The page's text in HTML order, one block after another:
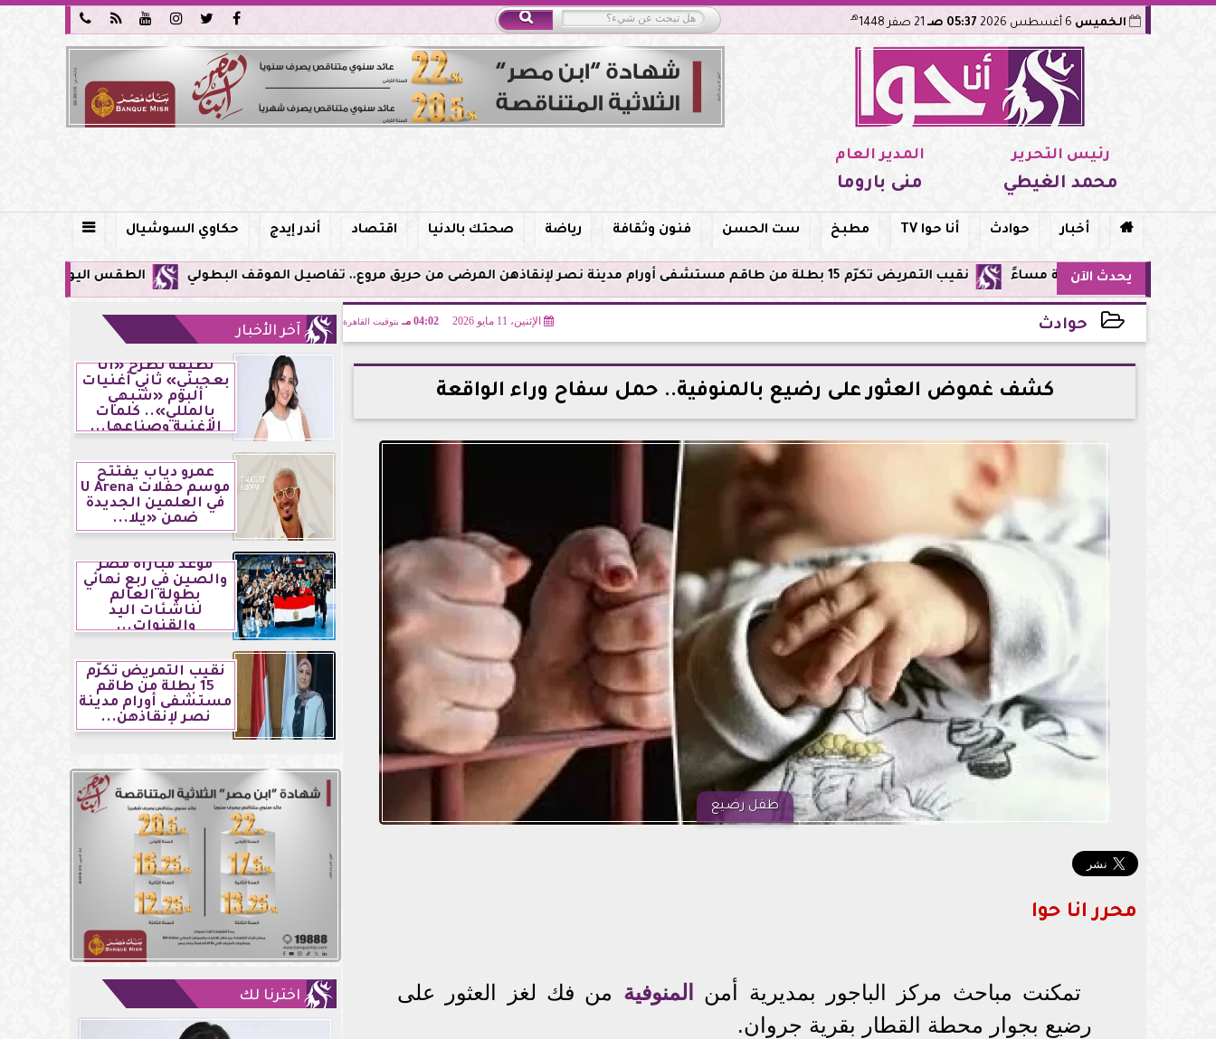





 الخميس 05:37 صـ هـ
رئيس التحرير
محمد الغيطي
المدير العام
منى باروما
 أخبار حوادث أنا حوا TV مطبخ ست الحسن فنون وثقافة رياضة صحتك بالدنيا اقتصاد أندر إيدج حكاوي السوشيال 
يحدث الآن الطقس اليوم في مصر.. ذروة الموجة شديدة نقيب التمريض تكرّم 15 بطلة من طاقم مستشفى أورام مدينة نصر لإنقاذهن المرضى من حريق مروع.. تفاصيل الموقف البطولي
حوادث الإثنين، 11 مايو 2026 04:02 مـ بتوقيت القاهرة
2026-05-11 16:02:05
كشف غموض العثور على رضيع بالمنوفية.. حمل سفاح وراء الواقعة
طفل رضيع
محرر انا حوا
تمكنت مباحث مركز الباجور بمديرية أمن المنوفية من فك لغز العثور على
رضيع بجوار محطة القطار بقرية جروان.
آخر الأخبار
لطيفة تطرح «أنا
بعجبني» ثاني أغنيات
ألبوم «شبهي
بالمللي».. كلمات
الأغنية وصناعها...
عمرو دياب يفتتح
موسم حفلات U Arena
في العلمين الجديدة
ضمن «يلا...
موعد مباراة مصر
والصين في ربع نهائي
بطولة العالم
لناشئات اليد
والقنوات...
نقيب التمريض تكرّم
15 بطلة من طاقم
مستشفى أورام مدينة
نصر لإنقاذهن...
اخترنا لك